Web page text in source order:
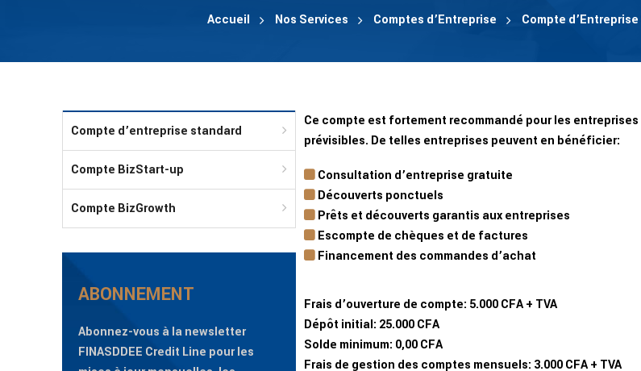
Accueil Nos Services Comptes d’Entreprise Compte
Ce compte est fortement recommandé pour les
prévisibles. De telles entreprises peuvent en bénéficier:
Consultation d’entreprise gratuite
Découverts ponctuels
Prêts et découverts garantis aux entreprises
Escompte de chèques et de factures
Financement des commandes d’achat
Frais d’ouverture de compte: 5.000 CFA + TVA
Dépôt initial: 25.000 CFA
Solde minimum: 0,00 CFA
Frais de gestion des comptes mensuels: 3.000 CFA + TVA
Compte d’entreprise standard
Compte BizStart-up
Compte BizGrowth
ABONNEMENT
Abonnez-vous à la newsletter
FINASDDEE Credit Line pour les